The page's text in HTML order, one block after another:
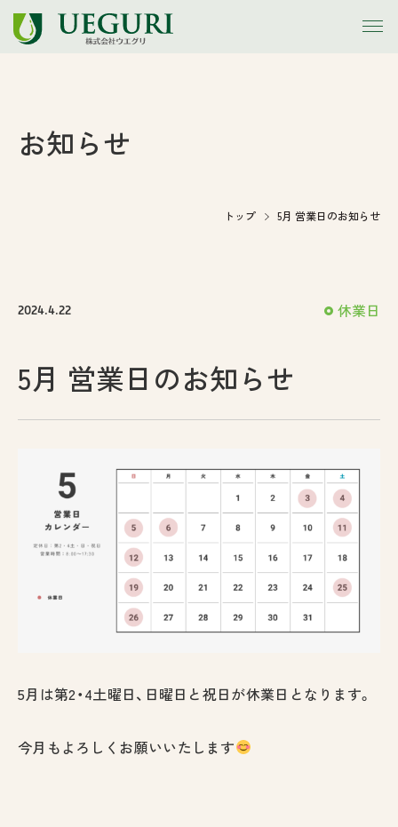
お知らせ
施工事例
アウトレット
採用情報
お問い合わせ
プライバシーポリシー
お知らせ
トップ 5月 営業日のお知らせ
2024.4.22 休業日
5月 営業日のお知らせ
5月は第2・4土曜日、日曜日と祝日が休業日となります。
今月もよろしくお願いいたします